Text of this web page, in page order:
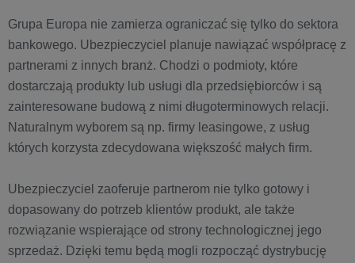
Grupa Europa nie zamierza ograniczać się tylko do sektora
bankowego. Ubezpieczyciel planuje nawiązać współpracę z
partnerami z innych branż. Chodzi o podmioty, które
dostarczają produkty lub usługi dla przedsiębiorców i są
zainteresowane budową z nimi długoterminowych relacji.
Naturalnym wyborem są np. firmy leasingowe, z usług
których korzysta zdecydowana większość małych firm.
Ubezpieczyciel zaoferuje partnerom nie tylko gotowy i
dopasowany do potrzeb klientów produkt, ale także
rozwiązanie wspierające od strony technologicznej jego
sprzedaż. Dzięki temu będą mogli rozpocząć dystrybucję